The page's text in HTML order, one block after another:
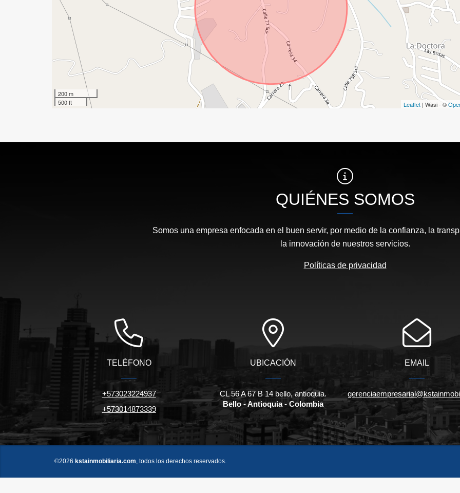
200 m
500 ft
Leaflet | Wasi - ©
QUIÉNES SOMOS
Somos una empresa enfocada en el buen servir, por medio de la confianza, la
la innovación de nuestros servicios.
Políticas de privacidad
TELÉFONO
+573023224937
+573014873339
UBICACIÓN
CL 56 A 67 B 14 bello, antioquia.
Bello - Antioquia - Colombia
EMAIL
©2026 kstainmobiliaria.com , todos los derechos reservados.